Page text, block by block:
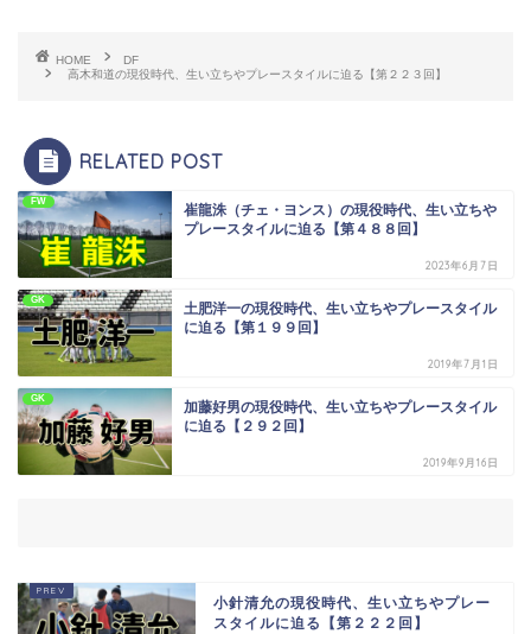
HOME
DF
高木和道の現役時代、生い立ちやプレースタイルに迫る【第２２３回】
RELATED POST
FW
崔龍洙（チェ・ヨンス）の現役時代、生い立ちや
プレースタイルに迫る【第４８８回】
2023年6月7日
GK
土肥洋一の現役時代、生い立ちやプレースタイル
に迫る【第１９９回】
2019年7月1日
GK
加藤好男の現役時代、生い立ちやプレースタイル
に迫る【２９２回】
2019年9月16日
小針清允の現役時代、生い立ちやプレー
スタイルに迫る【第２２２回】